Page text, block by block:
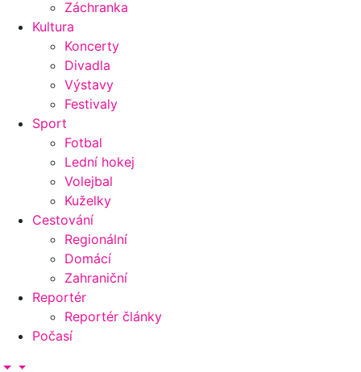
Záchranka
Kultura
Koncerty
Divadla
Výstavy
Festivaly
Sport
Fotbal
Lední hokej
Volejbal
Kuželky
Cestování
Regionální
Domácí
Zahraniční
Reportér
Reportér články
Počasí